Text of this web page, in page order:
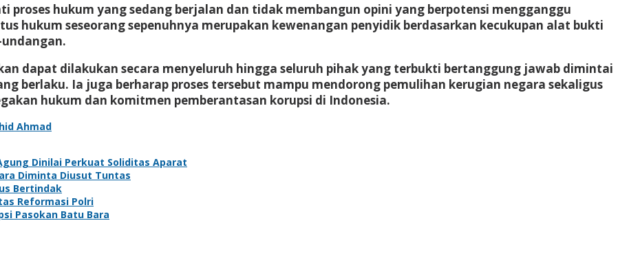
hukum yang sedang berjalan dan tidak membangun opini yang berpotensi mengganggu
hukum seseorang sepenuhnya merupakan kewenangan penyidik berdasarkan kecukupan alat bukti
dapat dilakukan secara menyeluruh hingga seluruh pihak yang terbukti bertanggung jawab dimintai
berlaku. Ia juga berharap proses tersebut mampu mendorong pemulihan kerugian negara sekaligus
hukum dan komitmen pemberantasan korupsi di Indonesia.
Ahmad
Dinilai Perkuat Soliditas Aparat
Diminta Diusut Tuntas
Bertindak
Reformasi Polri
Pasokan Batu Bara